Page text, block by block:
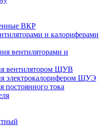
ВКР
и калориферами
вентиляторами и
вентилятором ЩУВ
электрокалорифером ЩУЭ
постоянного тока